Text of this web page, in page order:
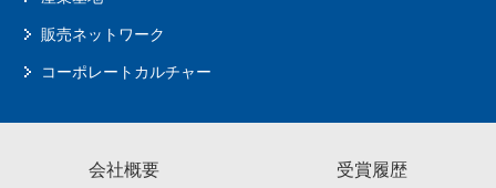
販売ネットワーク
コーポレートカルチャー
会社概要 受賞履歴